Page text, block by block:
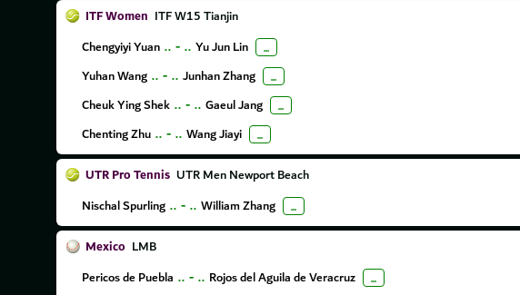
ITF Women ITF W15 Tianjin
Chengyiyi Yuan .. - .. Yu Jun Lin ...
Yuhan Wang .. - .. Junhan Zhang ...
Cheuk Ying Shek .. - .. Gaeul Jang ...
Chenting Zhu .. - .. Wang Jiayi ...
UTR Pro Tennis UTR Men Newport Beach
Nischal Spurling .. - .. William Zhang ...
Mexico LMB
Pericos de Puebla .. - .. Rojos del Aguila de Veracruz ...